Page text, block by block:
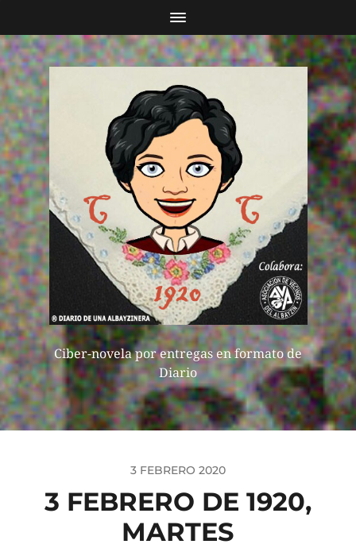
Ciber-novela por entregas en formato de
Diario
3 FEBRERO 2020
3 FEBRERO DE 1920,
MARTES